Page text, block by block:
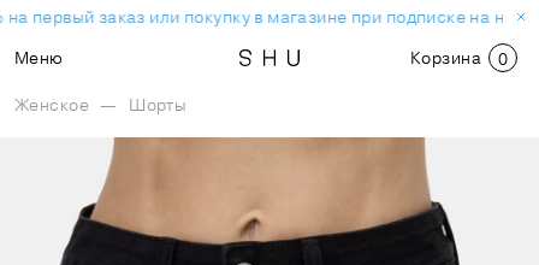
первый заказ или покупку в магазине при подписке на
Меню
Корзина 0
Женское — Шорты